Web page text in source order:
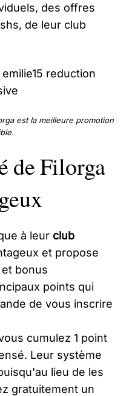
des offres
de leur club
est la meilleure promotion
de Filorga
à leur club
et propose
bonus
points qui
de vous inscrire
cumulez 1 point
Leur système
lieu de les
gratuitement un